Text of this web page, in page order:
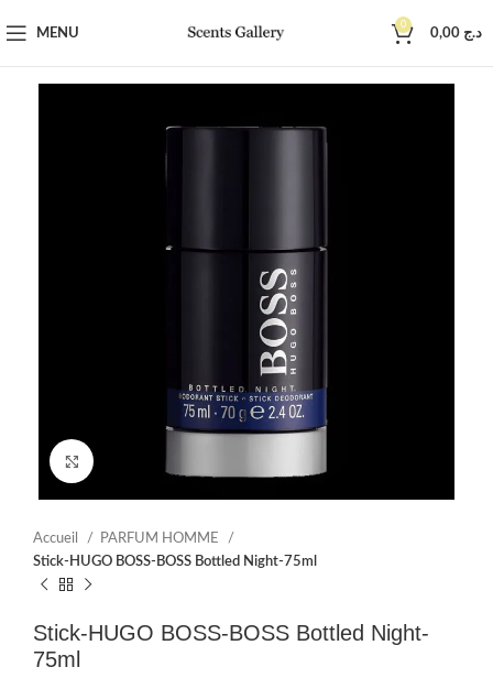
MENU
0
د.ج
Accueil
PARFUM HOMME
Stick-HUGO BOSS-BOSS Bottled Night-75ml
Stick-HUGO BOSS-BOSS Bottled Night-
75ml